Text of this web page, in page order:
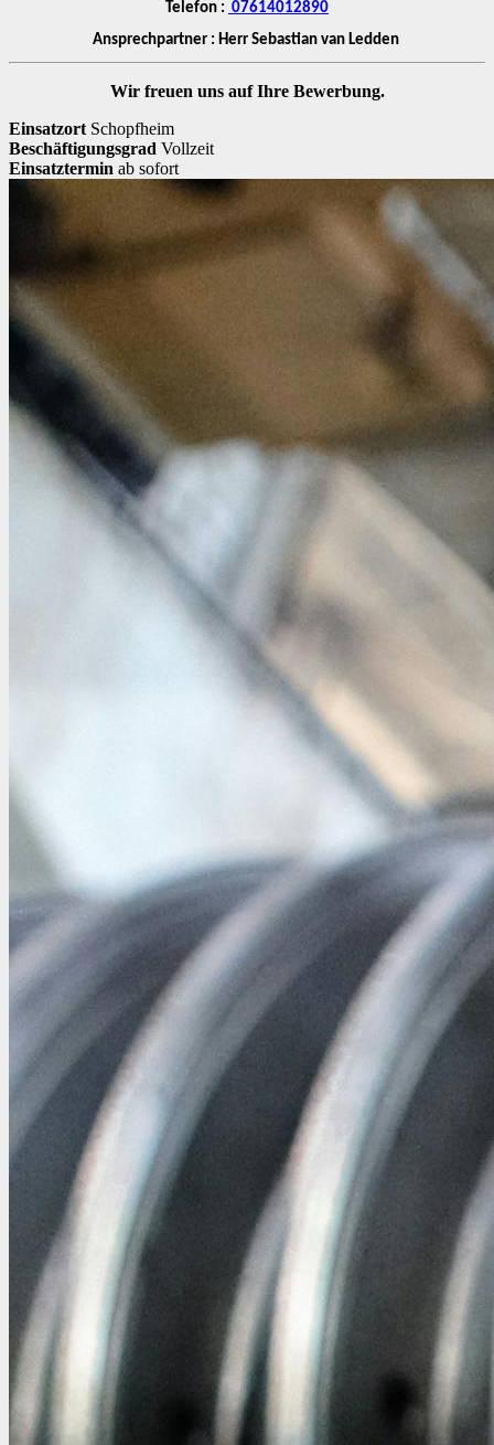
Telefon : 07614012890
Ansprechpartner : Herr Sebastian van Ledden
Wir freuen uns auf Ihre Bewerbung.
Einsatzort Schopfheim
Beschäftigungsgrad Vollzeit
Einsatztermin ab sofort